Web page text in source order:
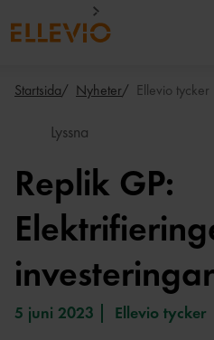
Startsida Nyheter Ellevio tycker
Lyssna
Replik GP:
investeringar
5 juni 2023 Ellevio tycker